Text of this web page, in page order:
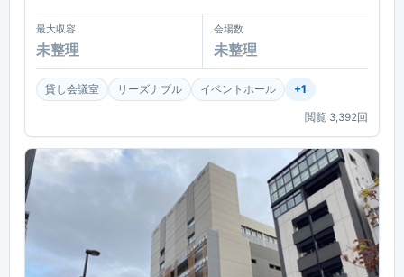
最大収容
未整理
会場数
未整理
貸し会議室 リーズナブル イベントホール +1
閲覧 3,392回